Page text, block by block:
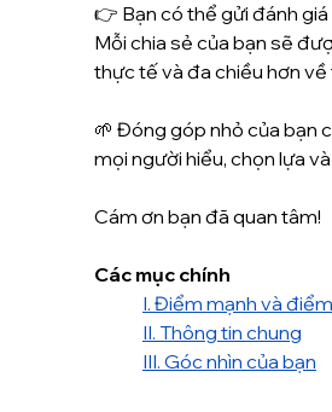
👉 Bạn có thể gửi đánh giá
Mỗi chia sẻ của bạn sẽ
thực tế và đa chiều hơn
🌱 Đóng góp nhỏ của bạn
mọi người hiểu, chọn lựa
Cám ơn bạn đã quan tâm!
Các mục chính
I. Điểm mạnh và
II. Thông tin chung
III. Góc nhìn của bạn